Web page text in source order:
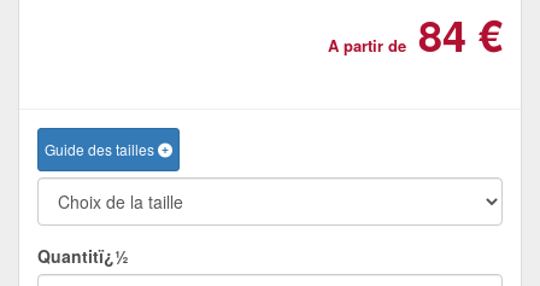
A partir de 84 €
Guide des tailles
Quantitï¿½